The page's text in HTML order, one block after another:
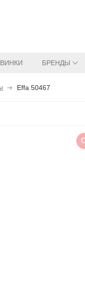
БРЕНДЫ
Effa 50467